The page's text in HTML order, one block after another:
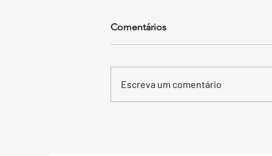
Comentários
Escreva um comentário